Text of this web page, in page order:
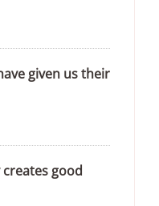
given us their
good